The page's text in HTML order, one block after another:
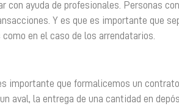
con ayuda de profesionales. Personas
Y es que es importante que
en el caso de los arrendatarios.
importante que formalicemos un
aval, la entrega de una cantidad en